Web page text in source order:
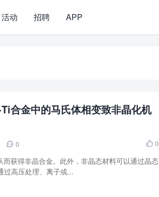
活动 招聘 APP
合金中的马氏体相变致非晶化机
 0  0
获得非晶合金。此外，非晶态材料可以通过晶态
过高压处理、离子或...